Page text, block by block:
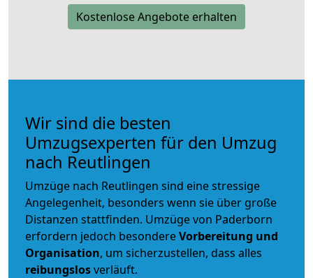
Kostenlose Angebote erhalten
Wir sind die besten
Umzugsexperten für den Umzug
nach Reutlingen
Umzüge nach Reutlingen sind eine stressige
Angelegenheit, besonders wenn sie über große
Distanzen stattfinden. Umzüge von Paderborn
erfordern jedoch besondereVorbereitung und
Organisation, um sicherzustellen, dass alles
reibungslosverläuft.